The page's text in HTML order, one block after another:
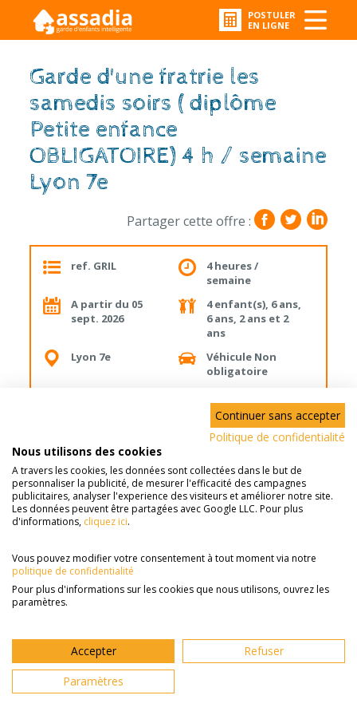
POSTULER
EN LIGNE
Garde d'une fratrie les
samedis soirs ( diplôme
Petite enfance
OBLIGATOIRE) 4 h / semaine
Lyon 7e
Partager cette offre :
ref. GRIL
4 heures /
semaine
A partir du 05
sept. 2026
4 enfant(s), 6 ans,
6 ans, 2 ans et 2
ans
Lyon 7e
Véhicule Non
obligatoire
Assadia Lyon : garde d’enfants à Lyon
44, rue de l'Université,
Ouvert du lundi au vendredi de 9h30 à
12h30 et de 13h30 à 18h30; Le samedi de
11offre(s) d'emploidans cette agence
Description du poste
Chez Assadia, nous simplifions la vie des parents
Continuer sans accepter
Politique de confidentialité
Nous utilisons des cookies
A travers les cookies, les données sont collectées dans le but de
personnaliser la publicité, de mesurer l'efficacité des campagnes
publicitaires, analyser l'experience des visiteurs et améliorer notre site.
Les données peuvent être partagées avec Google LLC. Pour plus
d'informations, cliquez ici.
Vous pouvez modifier votre consentement à tout moment via notre
politique de confidentialité
Pour plus d'informations sur les cookies que nous utilisons, ouvrez les
paramètres.
Accepter
Refuser
Paramètres